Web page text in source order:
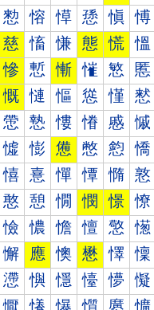
愸 愹 愺 愻 愼 愽
慈 慉 慊 態 慌 慍
慘 慙 慚 慛 慜 慝
慨 慩 慪 慫 慬 慭
慸 慹 慺 慻 慼 慽
憈 憉 憊 憋 憌 憍
憘 憙 憚 憛 憜 憝
憨 憩 憪 憫 憬 憭
憸 憹 憺 憻 憼 憽
懈 應 懊 懋 懌 懍
懘 懙 懚 懛 懜 懝
懨 懩 懪 懫 懬 懭